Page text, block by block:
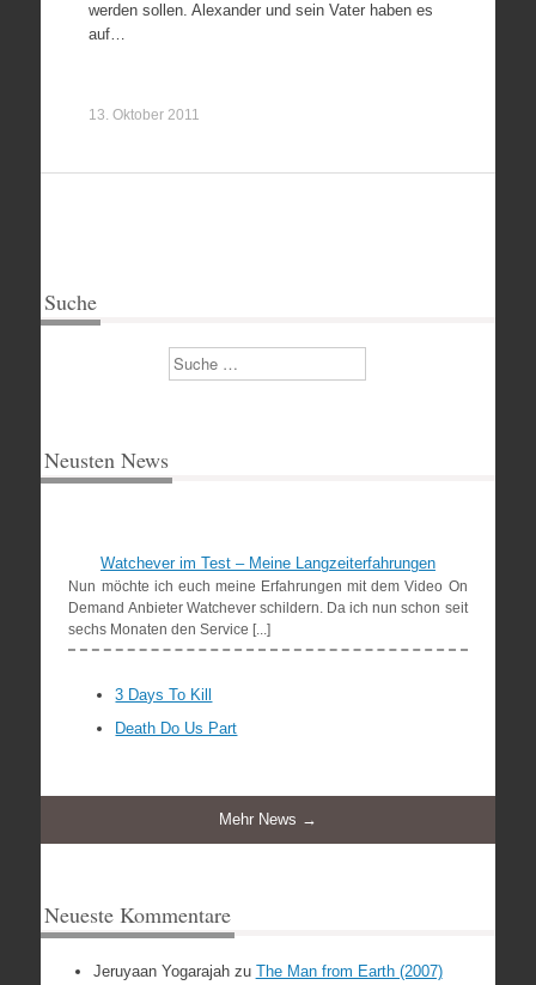
werden sollen. Alexander und sein Vater haben es
auf…
13. Oktober 2011
Suche
Suchen
Neusten News
Watchever im Test – Meine Langzeiterfahrungen
Nun möchte ich euch meine Erfahrungen mit dem Video On
Demand Anbieter Watchever schildern. Da ich nun schon seit
sechs Monaten den Service [...]
3 Days To Kill
Death Do Us Part
Mehr News →
Neueste Kommentare
Jeruyaan Yogarajahzu The Man from Earth (2007)